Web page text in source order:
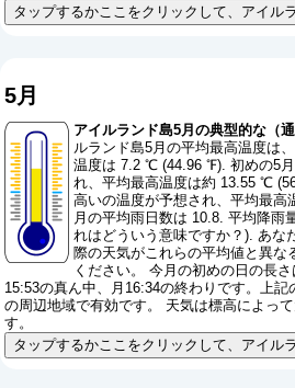
タップするかここをクリックして、アイル
5月
アイルランド島5月の典型的な（
ルランド島5月の平均最高温度は
温度は 7.2 ℃ (44.96 ℉). 初めの5
れ、平均最高温度は約 13.55 ℃
高いの温度が予想され、平均最
月の平均雨日数は 10.8. 平均降雨
れはどういう意味ですか？). あな
際の天気がこれらの平均値と異な
ください。 今月の初めの日の長
15:53の真ん中、月16:34の終わりです。上
の周辺地域で有効です。 天気は標高によっ
す。
タップするかここをクリックして、アイル